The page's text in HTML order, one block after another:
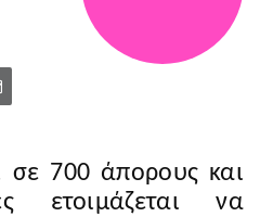
σε 700 άπορους και
ετοιμάζεται να